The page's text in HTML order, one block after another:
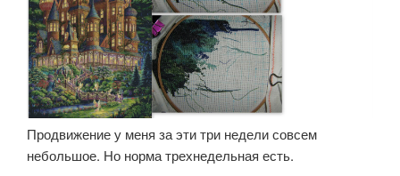
Продвижение у меня за эти три недели совсем
небольшое. Но норма трехнедельная есть.